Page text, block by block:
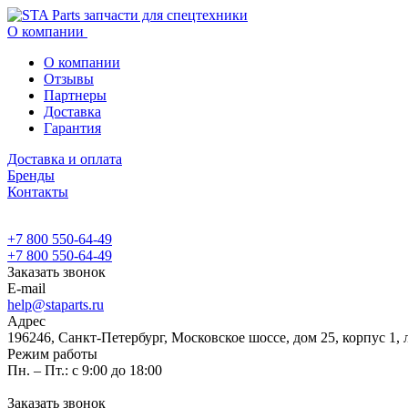
О компании
О компании
Отзывы
Партнеры
Доставка
Гарантия
Доставка и оплата
Бренды
Контакты
+7 800 550-64-49
+7 800 550-64-49
Заказать звонок
E-mail
help@staparts.ru
Адрес
196246, Санкт-Петербург, Московское шоссе, дом 25, корпус 1,
Режим работы
Пн. – Пт.: с 9:00 до 18:00
Заказать звонок